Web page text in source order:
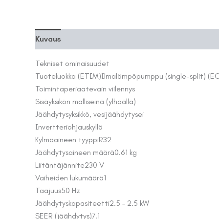
Kuvaus
Tekniset ominaisuudet
Tuoteluokka (ETIM)Ilmalämpöpumppu (single-split)
Toimintaperiaatevain viilennys
Sisäyksikön malliseinä (ylhäällä)
Jäähdytysyksikkö, vesijäähdytysei
Invertteriohjauskyllä
Kylmäaineen tyyppiR32
Jäähdytysaineen määrä0.61 kg
Liitäntäjännite230 V
Vaiheiden lukumäärä1
Taajuus50 Hz
Jäähdytyskapasiteetti2.5 – 2.5 kW
SEER (jäähdytys)7.1